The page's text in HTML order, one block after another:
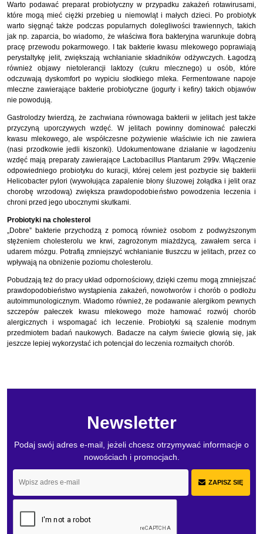
Warto podawać preparat probiotyczny w przypadku zakażeń rotawirusami,
które mogą mieć ciężki przebieg u niemowląt i małych dzieci. Po probiotyk
warto sięgnąć także podczas popularnych dolegliwości trawiennych, takich
jak np. zaparcia, bo wiadomo, że właściwa flora bakteryjna warunkuje dobrą
pracę przewodu pokarmowego. I tak bakterie kwasu mlekowego poprawiają
perystaltykę jelit, zwiększają wchłanianie składników odżywczych. Łagodzą
również objawy nietolerancji laktozy (cukru mlecznego) u osób, które
odczuwają dyskomfort po wypiciu słodkiego mleka. Fermentowane napoje
mleczne zawierające bakterie probiotyczne (jogurty i kefiry) takich objawów
nie powodują.
Gastrolodzy twierdzą, że zachwiana równowaga bakterii w jelitach jest także
przyczyną uporczywych wzdęć. W jelitach powinny dominować pałeczki
kwasu mlekowego, ale współczesne pożywienie właściwie ich nie zawiera
(nasi przodkowie jedli kiszonki). Udokumentowane działanie w łagodzeniu
wzdęć mają preparaty zawierające Lactobacillus Plantarum 299v. Włączenie
odpowiedniego probiotyku do kuracji, której celem jest pozbycie się bakterii
Helicobacter pylori (wywołująca zapalenie błony śluzowej żołądka i jelit oraz
chorobę wrzodową) zwiększa prawdopodobieństwo powodzenia leczenia i
chroni przed jego ubocznymi skutkami.
Probiotyki na cholesterol
„Dobre” bakterie przychodzą z pomocą również osobom z podwyższonym
stężeniem cholesterolu we krwi, zagrożonym miażdżycą, zawałem serca i
udarem mózgu. Potrafią zmniejszyć wchłanianie tłuszczu w jelitach, przez co
wpływają na obniżenie poziomu cholesterolu.
Pobudzają też do pracy układ odpornościowy, dzięki czemu mogą zmniejszać
prawdopodobieństwo wystąpienia zakażeń, nowotworów i chorób o podłożu
autoimmunologicznym. Wiadomo również, że podawanie alergikom pewnych
szczepów pałeczek kwasu mlekowego może hamować rozwój chorób
alergicznych i wspomagać ich leczenie. Probiotyki są szalenie modnym
przedmiotem badań naukowych. Badacze na całym świecie głowią się, jak
jeszcze lepiej wykorzystać ich potencjał do leczenia rozmaitych chorób.
Newsletter
Podaj swój adres e-mail, jeżeli chcesz otrzymywać informacje o
nowościach i promocjach.
ZAPISZ SIĘ